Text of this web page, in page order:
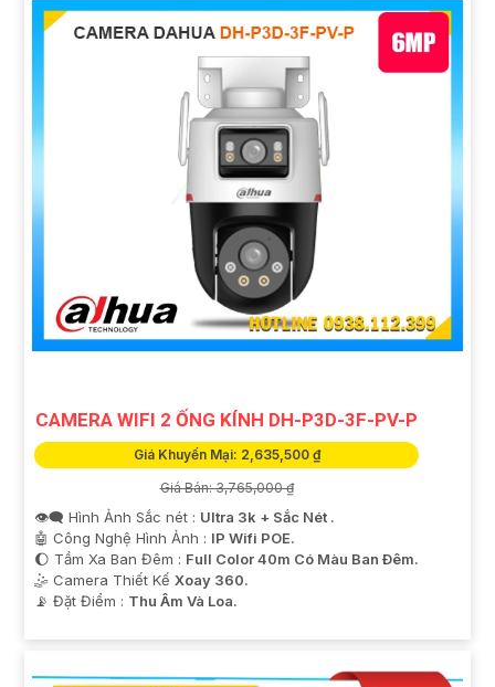
CAMERA WIFI 2 ỐNG KÍNH DH-P3D-3F-PV-P
Giá Khuyến Mại: 2,635,500 ₫
Giá Bán: 3,765,000 ₫
👁️‍🗨 Hình Ảnh Sắc nét : Ultra 3k + Sắc Nét .
🤖️ Công Nghệ Hình Ảnh : IP Wifi POE.
🌔 Tầm Xa Ban Đêm : Full Color 40m Có Màu Ban Ðêm.
🤹 Camera Thiết Kế Xoay 360.
️📡 Đặt Điểm : Thu Âm Và Loa.